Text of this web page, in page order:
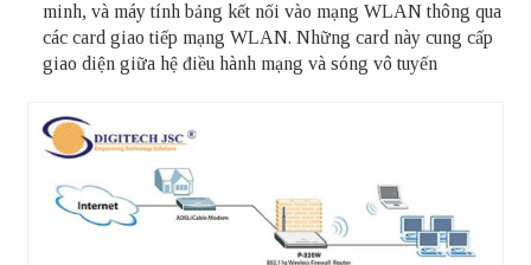
minh, và máy tính bảng kết nối vào mạng WLAN thông qua
các card giao tiếp mạng WLAN. Những card này cung cấp
giao diện giữa hệ điều hành mạng và sóng vô tuyến